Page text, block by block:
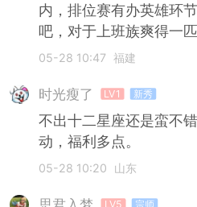
内，排位赛有办英雄环
吧，对于上班族爽得一匹
05-28 10:47 福建
时光瘦了 LV1 新秀
不出十二星座还是蛮不
动，福利多点。
05-28 10:20 山东
LV5 宗师